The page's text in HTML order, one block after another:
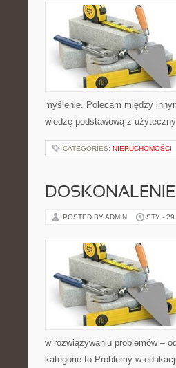
myślenie. Polecam między
wiedzę podstawową z
CATEGORIES: NIERUCHOMOŚCI
POSTED BY ADMIN STY - 29
w rozwiązywaniu problemów –
kategorie to Problemy w